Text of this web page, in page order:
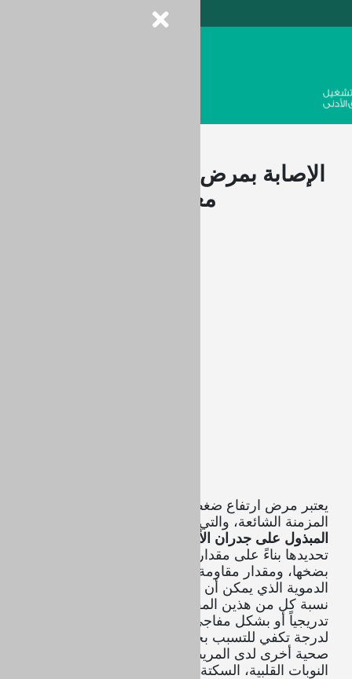
الإصابة بمرض ارتفاع ضغط الدم /
معلومات
يعتبر مرض ارتفاع ضغط الدم من الحالات المرضية
المزمنة الشائعة، والتي ي
المبذول على جدران الأوعية الدموية
تحديدها بناءً على مقدار كمية الدم التي يقوم القلب
بضخها، ومقدار مقاومة تدفق الدم داخل الأوعية
الدموية الذي يمكن أن يزيد مع تضيقها، فكلما زادت
نسبة كل من هذين المقدارين يزيد مستوى ضغط الدم
تدريجياً أو بشكل مفاجئ لكن بصورة مزمنة، ليصل
لدرجة تكفي للتسبب بحدوث مشاكل ومضاعفات
صحية أخرى لدى المريض، كالإصابة بأمراض القلب،
النوبات القلبية، السكتة الدماغية والفشل الكلوي.